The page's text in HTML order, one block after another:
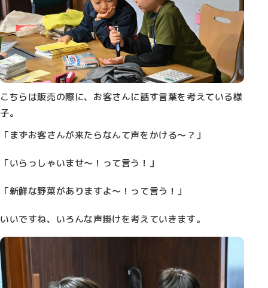
こちらは販売の際に、お客さんに話す言葉を考えている様
子。
「まずお客さんが来たらなんて声をかける～？」
「いらっしゃいませ～！って言う！」
「新鮮な野菜がありますよ～！って言う！」
いいですね、いろんな声掛けを考えていきます。